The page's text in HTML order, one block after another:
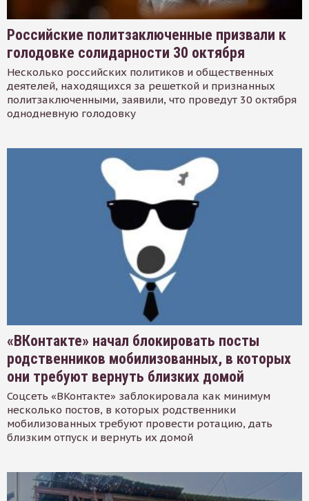
Российские политзаключенные призвали к
голодовке солидарности 30 октября
Несколько российских политиков и общественных
деятелей, находящихся за решеткой и признанных
политзаключенными, заявили, что проведут 30 октября
однодневную голодовку
«ВКонтакте» начал блокировать посты
родственников мобилизованных, в которых
они требуют вернуть близких домой
Соцсеть «ВКонтакте» заблокировала как минимум
несколько постов, в которых родственники
мобилизованных требуют провести ротацию, дать
близким отпуск и вернуть их домой